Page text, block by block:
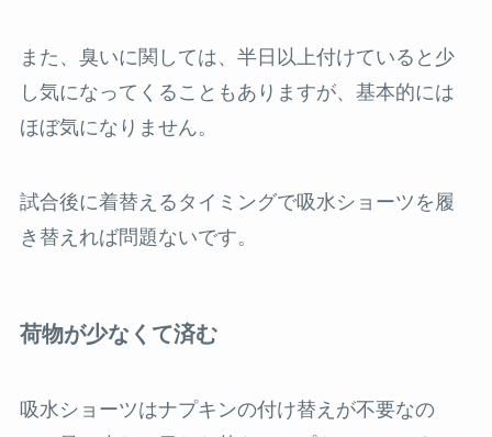
また、臭いに関しては、半日以上付けていると少
し気になってくることもありますが、基本的には
ほぼ気になりません。
試合後に着替えるタイミングで吸水ショーツを履
き替えれば問題ないです。
荷物が少なくて済む
吸水ショーツはナプキンの付け替えが不要なの